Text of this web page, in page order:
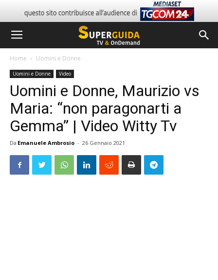
Home Uomini e Donne
Uomini e Donne Video
Uomini e Donne, Maurizio vs
Maria: “non paragonarti a
Gemma” | Video Witty Tv
Da Emanuele Ambrosio - 26 Gennaio 2021